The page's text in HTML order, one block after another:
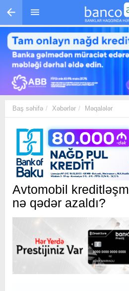
Skip to main content
Baş səhifə Xəbərlər Məqalələr
Avtomobil
nə qədər azaldı?